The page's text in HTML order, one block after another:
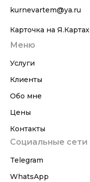
kurnevartem@ya.ru
Карточка на Я.Картах
Меню
Услуги
Клиенты
Обо мне
Цены
Контакты
Социальные сети
Telegram
WhatsApp